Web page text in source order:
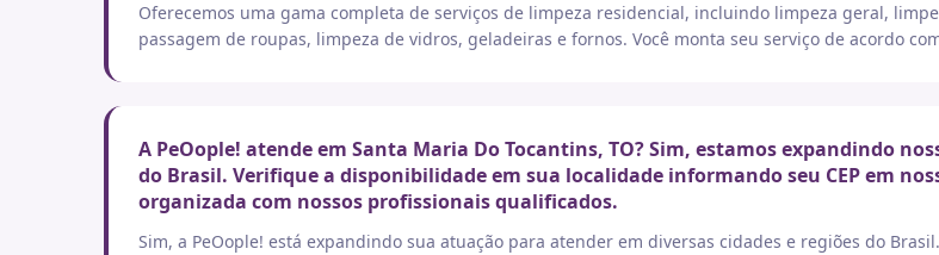
Oferecemos uma gama completa de serviços de limpeza residencial, incluindo limpeza geral,
passagem de roupas, limpeza de vidros, geladeiras e fornos. Você monta seu serviço de acordo
A PeOople! atende em Santa Maria Do Tocantins, TO? Sim, estamos expandindo
do Brasil. Verifique a disponibilidade em sua localidade informando seu CEP em
organizada com nossos profissionais qualificados.
Sim, a PeOople! está expandindo sua atuação para atender em diversas cidades e regiões do